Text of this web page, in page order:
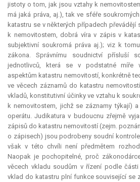
jistoty o tom, jak jsou vztahy k
má jaká práva, aj.), tak ve sféře
katastru se v některých případech převádějí
k nemovitostem, dobrá víra v zápis v
subjektivní soukromá práva aj.); viz k
zákona. Správnímu soudnictví přísluší
jednotlivců, která se v podstatné míře
aspektům katastru nemovitostí, konkrétně
ve věcech záznamů do katastru
vkladů, konstitutivní účinky ve vztahu k
k nemovitostem, jichž se záznamy týkají)
operátu.Judikatura v budoucnu zřejmě
zápisů do katastru nemovitostí (zejm.
o zápisech) jsou podrobeny soudní
však v této chvíli není předmětem
Naopak je pochopitelné, proč
věcech vkladu soudům v řízení podle
vklad do katastru plní funkce související se